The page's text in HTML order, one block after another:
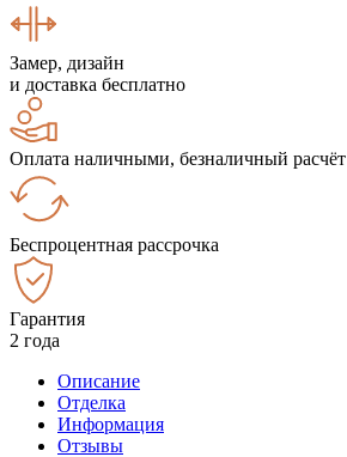
Замер, дизайн
и доставка бесплатно
Оплата наличными, безналичный расчёт
Беспроцентная рассрочка
Гарантия
2 года
Описание
Отделка
Информация
Отзывы